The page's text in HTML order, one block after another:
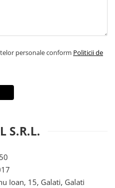
personale conform Politicii de
S.R.L.
Ioan, 15, Galati, Galati